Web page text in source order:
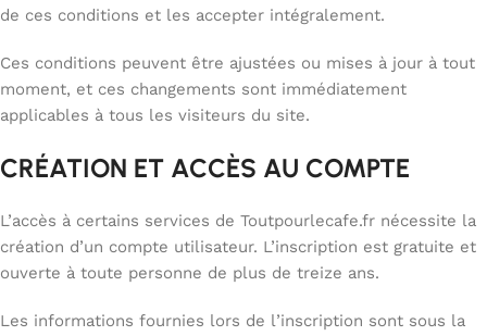
de ces conditions et les accepter intégralement.
Ces conditions peuvent être ajustées ou mises à jour à tout
moment, et ces changements sont immédiatement
applicables à tous les visiteurs du site.
CRÉATION ET ACCÈS AU COMPTE
L’accès à certains services de Toutpourlecafe.fr nécessite la
création d’un compte utilisateur. L’inscription est gratuite et
ouverte à toute personne de plus de treize ans.
Les informations fournies lors de l’inscription sont sous la